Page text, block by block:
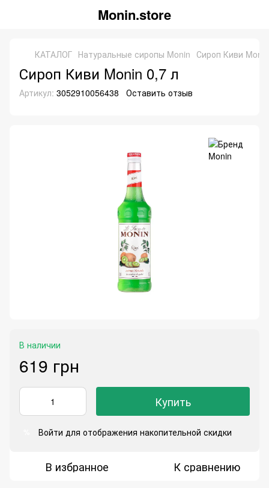
Monin.store
КАТАЛОГ Натуральные сиропы Monin Сироп Киви
Сироп Киви Monin 0,7 л
Артикул: 3052910056438 Оставить отзыв
В наличии
619 грн
Купить
Войти для отображения накопительной скидки
В избранное К сравнению